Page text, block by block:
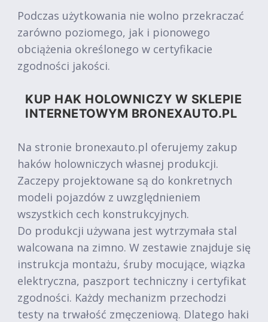
Podczas użytkowania nie wolno przekraczać
zarówno poziomego, jak i pionowego
obciążenia określonego w certyfikacie
zgodności jakości.
KUP HAK HOLOWNICZY W SKLEPIE
INTERNETOWYM BRONEXAUTO.PL
Na stronie bronexauto.pl oferujemy zakup
haków holowniczych własnej produkcji.
Zaczepy projektowane są do konkretnych
modeli pojazdów z uwzględnieniem
wszystkich cech konstrukcyjnych.
Do produkcji używana jest wytrzymała stal
walcowana na zimno. W zestawie znajduje się
instrukcja montażu, śruby mocujące, wiązka
elektryczna, paszport techniczny i certyfikat
zgodności. Każdy mechanizm przechodzi
testy na trwałość zmęczeniową. Dlatego haki